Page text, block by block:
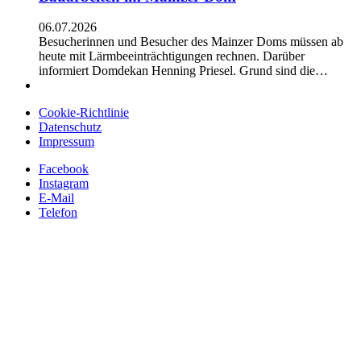
06.07.2026
Besucherinnen und Besucher des Mainzer Doms müssen ab
heute mit Lärmbeeinträchtigungen rechnen. Darüber
informiert Domdekan Henning Priesel. Grund sind die…
Cookie-Richtlinie
Datenschutz
Impressum
Facebook
Instagram
E-Mail
Telefon